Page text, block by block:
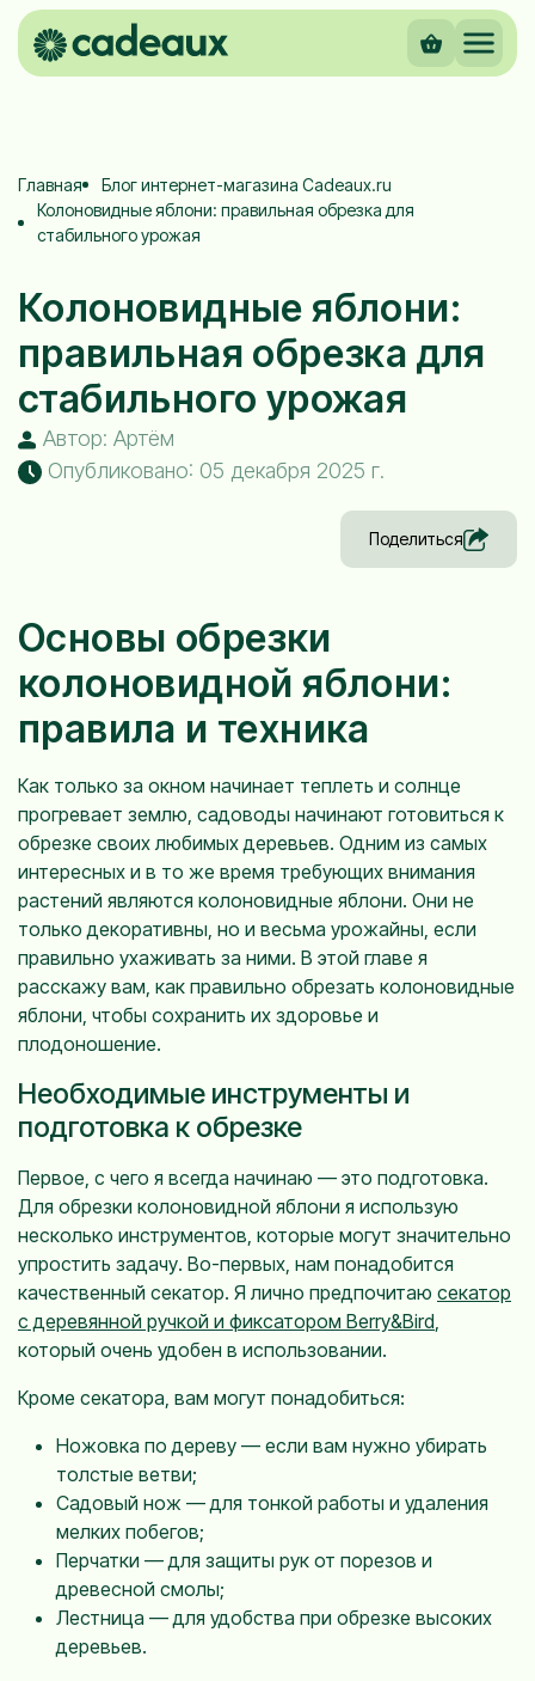
Главная
Блог интернет-магазина Cadeaux.ru
Колоновидные яблони: правильная обрезка для
стабильного урожая
Колоновидные яблони:
правильная обрезка для
стабильного урожая
Автор: Артём
Опубликовано: 05 декабря 2025 г.
Поделиться
Основы обрезки
колоновидной яблони:
правила и техника
Как только за окном начинает теплеть и солнце
прогревает землю, садоводы начинают готовиться к
обрезке своих любимых деревьев. Одним из самых
интересных и в то же время требующих внимания
растений являются колоновидные яблони. Они не
только декоративны, но и весьма урожайны, если
правильно ухаживать за ними. В этой главе я
расскажу вам, как правильно обрезать колоновидные
яблони, чтобы сохранить их здоровье и
плодоношение.
Необходимые инструменты и
подготовка к обрезке
Первое, с чего я всегда начинаю — это подготовка.
Для обрезки колоновидной яблони я использую
несколько инструментов, которые могут значительно
упростить задачу. Во-первых, нам понадобится
качественный секатор. Я лично предпочитаю секатор
с деревянной ручкой и фиксатором Berry&Bird,
который очень удобен в использовании.
Кроме секатора, вам могут понадобиться:
Ножовка по дереву — если вам нужно убирать
толстые ветви;
Садовый нож — для тонкой работы и удаления
мелких побегов;
Перчатки — для защиты рук от порезов и
древесной смолы;
Лестница — для удобства при обрезке высоких
деревьев.